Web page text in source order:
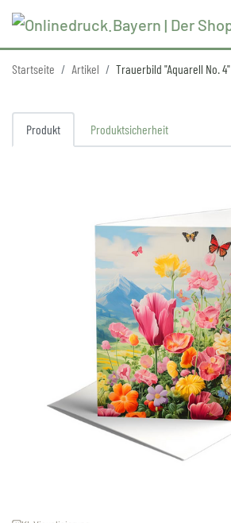
Startseite Artikel Trauerbild "Aquarell No. 4"
Produkt Produktsicherheit